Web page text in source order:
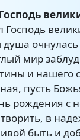
Господь
очнулась
мир
и нашего
пусть
рождения с
в
быть и